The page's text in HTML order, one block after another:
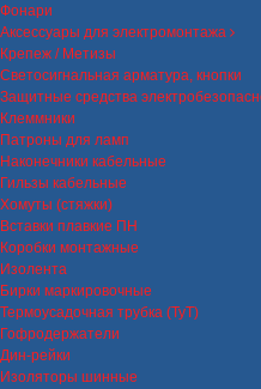
Фонари
Аксессуары для электромонтажа
Крепеж / Метизы
Светосигнальная арматура, кнопки
Защитные средства
Клеммники
Патроны для ламп
Наконечники кабельные
Гильзы кабельные
Хомуты (стяжки)
Вставки плавкие ПН
Коробки монтажные
Изолента
Бирки маркировочные
Термоусадочная трубка (ТуТ)
Гофродержатели
Дин-рейки
Изоляторы шинные